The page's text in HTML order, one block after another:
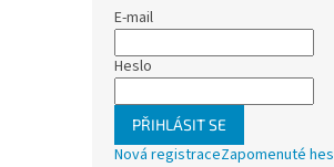
E-mail
Heslo
PŘIHLÁSIT SE
Nová registraceZapomenuté